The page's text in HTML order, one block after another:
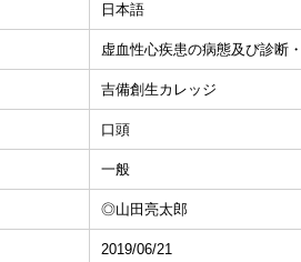
日本語
虚血性心疾患の病態及び診断
吉備創生カレッジ
口頭
一般
◎山田亮太郎
2019/06/21